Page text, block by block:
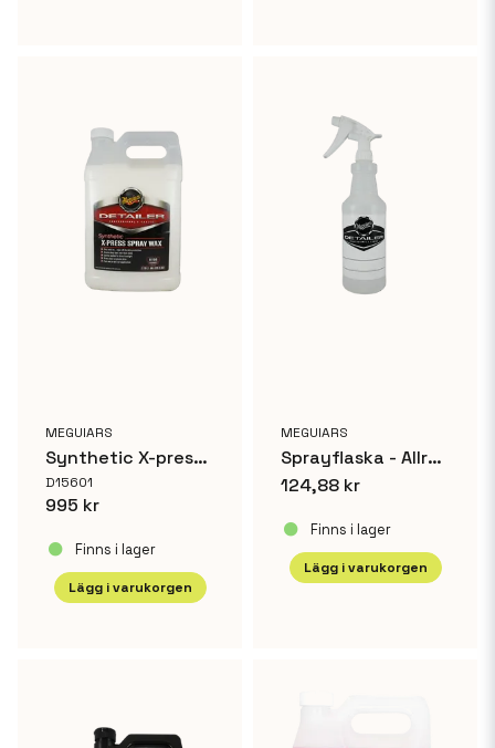
MEGUIARS
Synthetic X-press Spray Wax
D15601
995 kr
Finns i lager
Lägg i varukorgen
MEGUIARS
Sprayflaska - Allround Detailing Flaska
124,88 kr
Finns i lager
Lägg i varukorgen